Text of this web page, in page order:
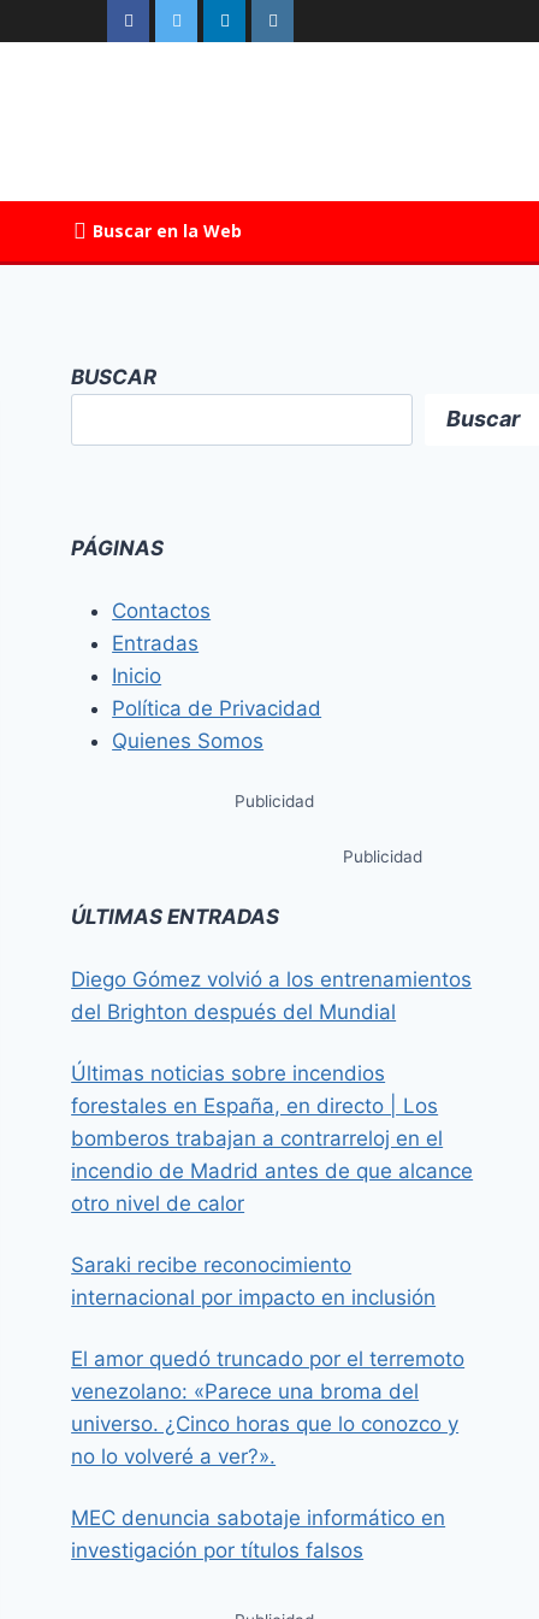
Buscar en la Web
BUSCAR
Buscar
PÁGINAS
Contactos
Entradas
Inicio
Política de Privacidad
Quienes Somos
Publicidad
Publicidad
ÚLTIMAS ENTRADAS
Diego Gómez volvió a los entrenamientos
del Brighton después del Mundial
Últimas noticias sobre incendios
forestales en España, en directo | Los
bomberos trabajan a contrarreloj en el
incendio de Madrid antes de que alcance
otro nivel de calor
Saraki recibe reconocimiento
internacional por impacto en inclusión
El amor quedó truncado por el terremoto
venezolano: «Parece una broma del
universo. ¿Cinco horas que lo conozco y
no lo volveré a ver?».
MEC denuncia sabotaje informático en
investigación por títulos falsos